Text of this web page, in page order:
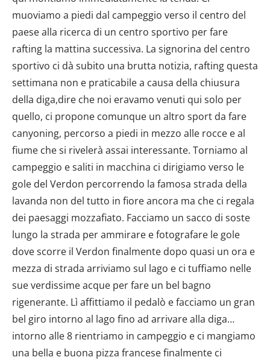
muoviamo a piedi dal campeggio verso il centro del
paese alla ricerca di un centro sportivo per fare
rafting la mattina successiva. La signorina del centro
sportivo ci dà subito una brutta notizia, rafting questa
settimana non e praticabile a causa della chiusura
della diga,dire che noi eravamo venuti qui solo per
quello, ci propone comunque un altro sport da fare
canyoning, percorso a piedi in mezzo alle rocce e al
fiume che si rivelerà assai interessante. Torniamo al
campeggio e saliti in macchina ci dirigiamo verso le
gole del Verdon percorrendo la famosa strada della
lavanda non del tutto in fiore ancora ma che ci regala
dei paesaggi mozzafiato. Facciamo un sacco di soste
lungo la strada per ammirare e fotografare le gole
dove scorre il Verdon finalmente dopo quasi un ora e
mezza di strada arriviamo sul lago e ci tuffiamo nelle
sue verdissime acque per fare un bel bagno
rigenerante. Lì affittiamo il pedalò e facciamo un gran
bel giro intorno al lago fino ad arrivare alla diga…
intorno alle 8 rientriamo in campeggio e ci mangiamo
una bella e buona pizza francese finalmente ci